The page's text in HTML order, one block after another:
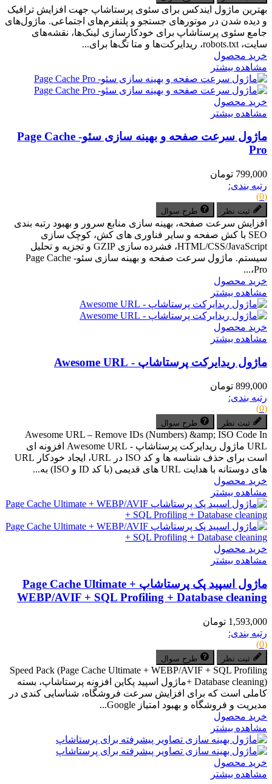
بهترین ماژول ایندکس برای سئوی پرستاشاپ جهت افزایش ترافیک
و دیده شدن در موتورهای جستجو و پلتفرم‌های اجتماعی. ماژول‌های
جامع سئوی پرستاشاپ برای خودکارسازی لینک‌ها، نقشه‌های
سایت، robots.txt، ریدایرکت‌ها و متا تگ‌ها برای...
خرید محصول
مشاهده بیشتر
خرید محصول
مشاهده بیشتر
ماژول سرعت صفحه و بهینه سازی سئو- Page Cache
Pro
799,000 تومان
رتبه بندی:
(0)
ثبت نظر طرح سوال
افزایش سرعت صفحه، بهینه سازی منابع سرور و بهبود رتبه بندی
SEO با کش صفحه و سایر فناوری های کش، کوچک سازی
HTML/CSS/JavaScript، فشرده سازی GZIP و تجزیه و تحلیل
سیستم. ماژول سرعت صفحه و بهینه سازی سئو- Page Cache
Pro،...
خرید محصول
مشاهده بیشتر
خرید محصول
مشاهده بیشتر
ماژول ریدایرکت پرستاشاپ - Awesome URL
899,000 تومان
رتبه بندی:
(0)
ثبت نظر طرح سوال
Awesome URL – Remove IDs (Numbers) &amp; ISO Code In
URL ماژول ریدایرکت پرستاشاپ - Awesome URL افزونه ای
است برای حذف شناسه ها و کد ISO در URL، ایجاد خودکار URL
های دوستانه با هدایت URL های قدیمی (با کد ID و ISO) به...
خرید محصول
مشاهده بیشتر
خرید محصول
مشاهده بیشتر
ماژول اسپید پک پرستاشاپ Page Cache Ultimate +
WEBP/AVIF + SQL Profiling + Database cleaning
1,593,000 تومان
رتبه بندی:
(0)
ثبت نظر طرح سوال
Speed Pack (Page Cache Ultimate + WEBP/AVIF + SQL Profiling
+ Database cleaning)ماژول اسپید پکاین افزونه پرستاشاپ، بسته
کاملی است که برای افزایش سرعت فروشگاه، شناسایی کندی در
مدیریت و فروشگاه و بهبود امتیاز Google...
خرید محصول
مشاهده بیشتر
خرید محصول
مشاهده بیشتر